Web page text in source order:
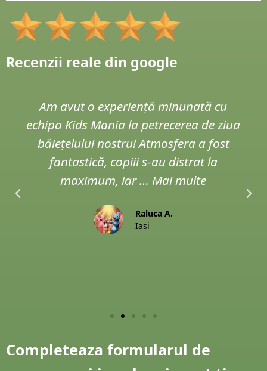
Recenzii reale din google
Am avut o experiență minunată cu
echipa Kids Mania la petrecerea de ziua
băiețelului nostru! Atmosfera a fost
fantastică, copiii s-au distrat la
maximum, iar … Mai multe
Raluca A.
Iasi
Completeaza formularul de